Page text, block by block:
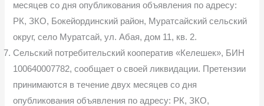
месяцев со дня опубликования объявления по адресу:
РК, ЗКО, Бокейординский район, Муратсайский сельский
округ, село Муратсай, ул. Абая, дом 11, кв. 2.
Сельский потребительский кооператив «Келешек», БИН
100640007782, сообщает о своей ликвидации. Претензии
принимаются в течение двух месяцев со дня
опубликования объявления по адресу: РК, ЗКО,